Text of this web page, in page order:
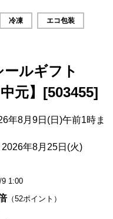
冷凍 エコ包装
ルギフト
元】[503455]
年8月9日(日)午前1時ま
年8月25日(火)
9 1:00
（52ポイント）
カードのご利用でたまるポイ